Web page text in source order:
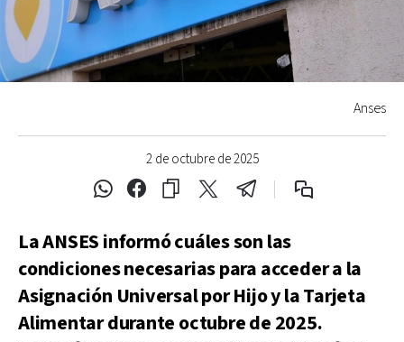
2 de octubre de 2025
Anses
La ANSES informó cuáles son las
condiciones necesarias para acceder a la
Asignación Universal por Hijo y la Tarjeta
Alimentar durante octubre de 2025.